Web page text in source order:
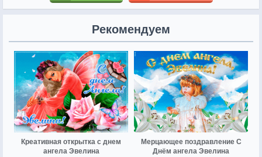
Рекомендуем
Креативная открытка с днем
ангела Эвелина
Мерцающее поздравление С
Днём ангела Эвелина